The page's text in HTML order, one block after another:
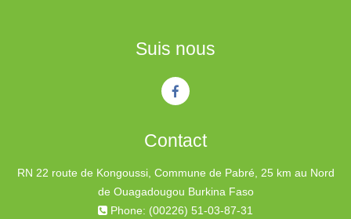
Suis nous
Contact
RN 22 route de Kongoussi, Commune de Pabré, 25 km au Nord
de Ouagadougou Burkina Faso
Phone: (00226) 51-03-87-31